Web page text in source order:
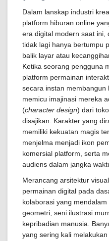
Dalam lanskap industri
platform hiburan online
era digital modern saat ini,
tidak lagi hanya bertumpu
balik layar atau
Ketika seorang pengguna
platform permainan
secara instan membangun
memicu imajinasi mereka
(character design) dari
disajikan. Karakter yang
memiliki kekuatan magis
menjelma menjadi ikon
komersial platform, serta
audiens dalam jangka
Merancang arsitektur
permainan digital pada
kolaborasi yang
geometri, seni ilustrasi
kepribadian manusia.
yang sering kali